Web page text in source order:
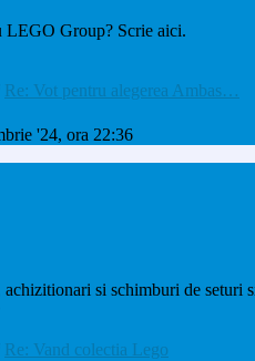
LEGO Group? Scrie aici.
Re: Vot pentru alegerea Ambas…
'24, ora 22:36
si schimburi de seturi
Re: Vand colectia Lego